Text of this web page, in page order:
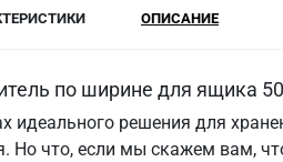
ОПИСАНИЕ
по ширине для ящика
идеального решения для
Но что, если мы скажем вам,